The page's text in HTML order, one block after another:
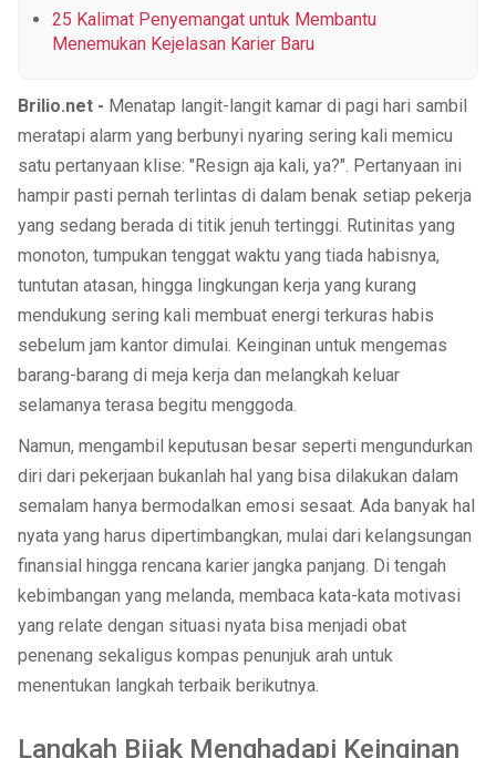
25 Kalimat Penyemangat untuk Membantu
Menemukan Kejelasan Karier Baru
Brilio.net - Menatap langit-langit kamar di pagi hari sambil
meratapi alarm yang berbunyi nyaring sering kali memicu
satu pertanyaan klise: "Resign aja kali, ya?". Pertanyaan ini
hampir pasti pernah terlintas di dalam benak setiap pekerja
yang sedang berada di titik jenuh tertinggi. Rutinitas yang
monoton, tumpukan tenggat waktu yang tiada habisnya,
tuntutan atasan, hingga lingkungan kerja yang kurang
mendukung sering kali membuat energi terkuras habis
sebelum jam kantor dimulai. Keinginan untuk mengemas
barang-barang di meja kerja dan melangkah keluar
selamanya terasa begitu menggoda.
Namun, mengambil keputusan besar seperti mengundurkan
diri dari pekerjaan bukanlah hal yang bisa dilakukan dalam
semalam hanya bermodalkan emosi sesaat. Ada banyak hal
nyata yang harus dipertimbangkan, mulai dari kelangsungan
finansial hingga rencana karier jangka panjang. Di tengah
kebimbangan yang melanda, membaca kata-kata motivasi
yang relate dengan situasi nyata bisa menjadi obat
penenang sekaligus kompas penunjuk arah untuk
menentukan langkah terbaik berikutnya.
Langkah Bijak Menghadapi Keinginan